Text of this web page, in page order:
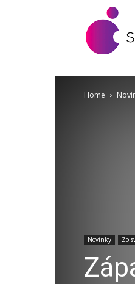
Home
Novinky Zo